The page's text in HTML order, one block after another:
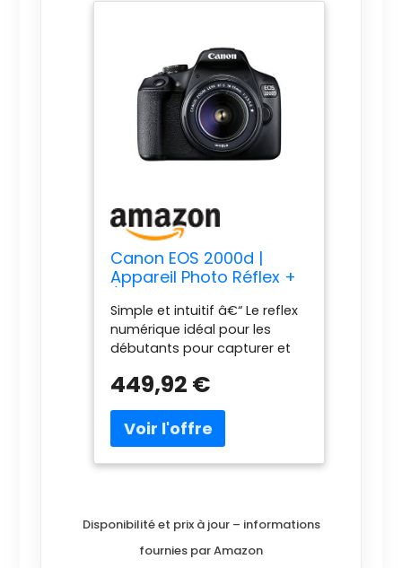
Canon EOS 2000d |
Appareil Photo Réflex +
HD) + Objectif EF-S 18-
55mm f/3,5-5,6 DC III,
Noir
Simple et intuitif â€“ Le reflex
numérique idéal pour les
débutants pour capturer et
un flou d'arrière-plan
enregistrement en direct
avec des indications faciles à
comprendre, le mode créatif
nombreux filtres créatifs.
Visez et déclenchez
simplement le sujet â€“ la
449,92 €
Disponibilité et prix à jour – informations
fournies par Amazon